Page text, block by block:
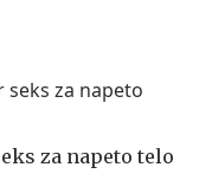
za napeto telo